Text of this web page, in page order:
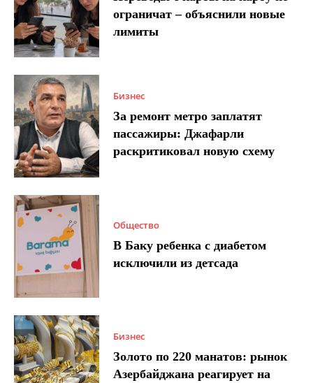
ограничат – объяснили новые
лимиты
Бизнес
За ремонт метро заплатят
пассажиры: Джафарли
раскритиковал новую схему
Общество
В Баку ребенка с диабетом
исключили из детсада
Бизнес
Золото по 220 манатов: рынок
Азербайджана реагирует на